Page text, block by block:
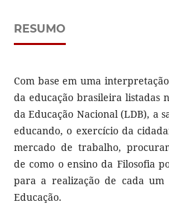
RESUMO
Com base em uma
da educação brasileira listadas
da Educação Nacional (LDB), a
educando, o exercício da
mercado de trabalho,
de como o ensino da Filosofia
para a realização de cada um
Educação.